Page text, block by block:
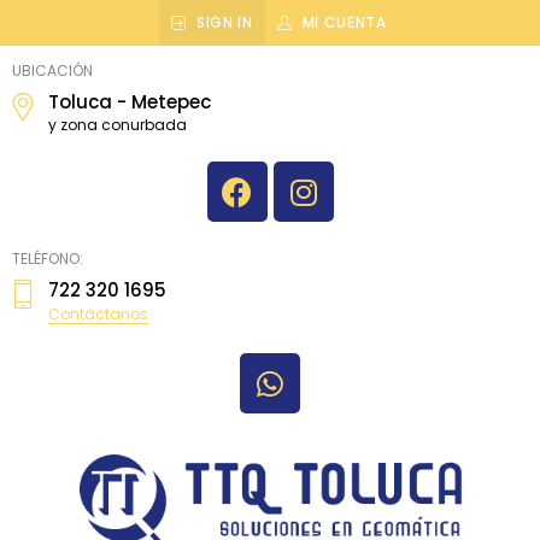
SIGN IN MI CUENTA
topografiatoluca
UBICACIÓN
Toluca - Metepec
y zona conurbada
TELÉFONO:
722 320 1695
Contáctanos